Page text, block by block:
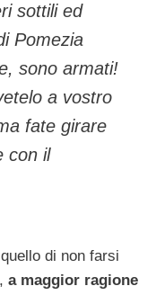
sottili ed
Pomezia
sono armati!
a vostro
fate girare
con il
di non farsi
a maggior ragione